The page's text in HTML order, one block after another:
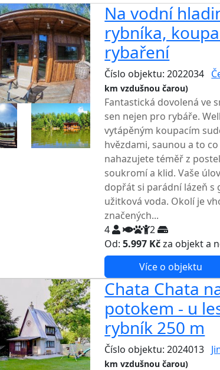
Na vodní
rybníka,
rybaření
Číslo objektu: 2022034
km vzdušnou čarou)
Fantastická dovolená ve
sen nejen pro rybáře.
vytápěným koupacím
hvězdami, saunou a to
nahazujete téměř z
soukromí a klid. Vaše
dopřát si parádní lázeň s
užitková voda. Okolí je
značených...
4
2
Od:5.997 Kčza objekt a
Více o objektu
Chata Chata
potokem - u
rybník 250 m
Číslo objektu: 2024013
km vzdušnou čarou)